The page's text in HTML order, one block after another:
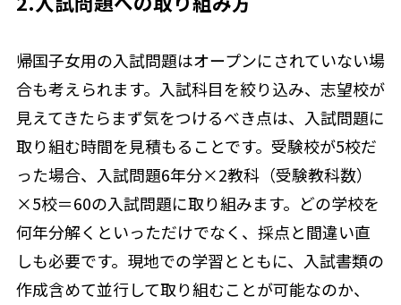
帰国子女用の入試問題はオープンにされていない場
合も考えられます。入試科目を絞り込み、志望校が
見えてきたらまず気をつけるべき点は、入試問題に
取り組む時間を見積もることです。受験校が5校だ
った場合、入試問題6年分×2教科（受験教科数）
×5校＝60の入試問題に取り組みます。どの学校を
何年分解くといっただけでなく、採点と間違い直
しも必要です。現地での学習とともに、入試書類の
作成含めて並行して取り組むことが可能なのか、